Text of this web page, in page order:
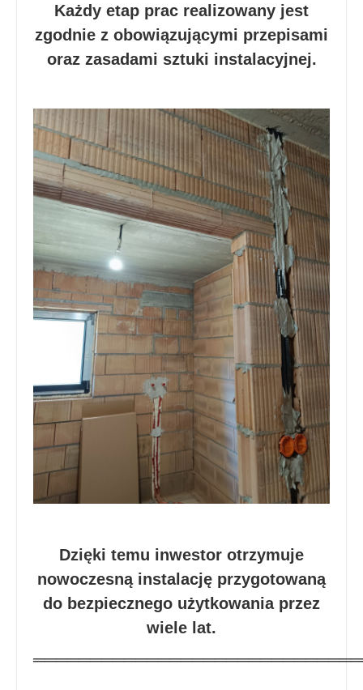
Każdy etap prac realizowany jest
zgodnie z obowiązującymi przepisami
oraz zasadami sztuki instalacyjnej.
Dzięki temu inwestor otrzymuje
nowoczesną instalację przygotowaną
do bezpiecznego użytkowania przez
wiele lat.